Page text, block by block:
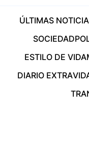
ÚLTIMAS
SOCIEDAD
ESTILO DE VIDA
DIARIO EXTRA